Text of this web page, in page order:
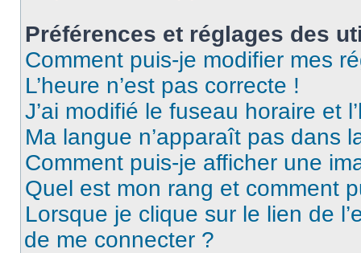
Préférences et réglages des
Comment puis-je modifier mes
L’heure n’est pas correcte !
J’ai modifié le fuseau horaire et
Ma langue n’apparaît pas dans
Comment puis-je afficher une
Quel est mon rang et comment
Lorsque je clique sur le lien de
de me connecter ?